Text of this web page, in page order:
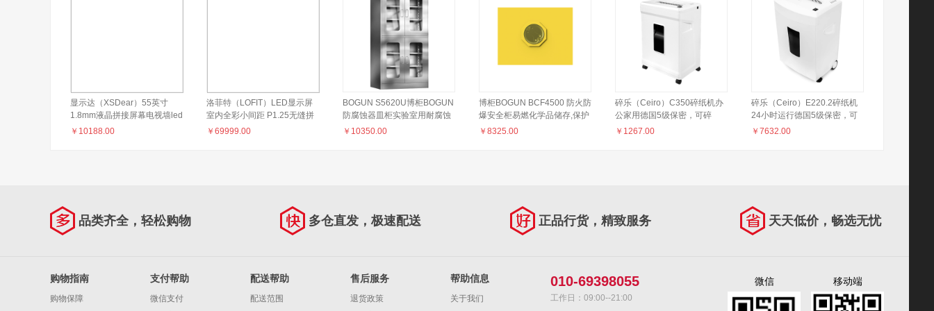
显示达（XSDear）55英寸
1.8mm液晶拼接屏幕电视墙led
监控显示器LG无缝拼接大屏幕
￥ 10188.00
洛菲特（LOFIT）LED显示屏
室内全彩小间距 P1.25无缝拼
接视频会议室培训商用电子广
￥ 69999.00
BOGUN S5620U博柜BOGUN
防腐蚀器皿柜实验室用耐腐蚀
药品存储、整体SUS304耐腐
￥ 10350.00
博柜BOGUN BCF4500 防火防
爆安全柜易燃化学品储存,保护
防止二次爆炸,依据FM6050制
￥ 8325.00
碎乐（Ceiro）C350碎纸机办
公家用德国5级保密，可碎
纸、PVC卡、光盘
￥ 1267.00
碎乐（Ceiro）E220.2碎纸机
24小时运行德国5级保密，可
碎卡、光盘、U盘
￥ 7632.00
品类齐全，轻松购物 多仓直发，极速配送 正品行货，精致服务 天天低价，畅选无忧
购物指南
购物保障
支付帮助
微信支付
配送帮助
配送范围
售后服务
退货政策
帮助信息
关于我们
010-69398055
工作日：09:00--21:00
微信 移动端